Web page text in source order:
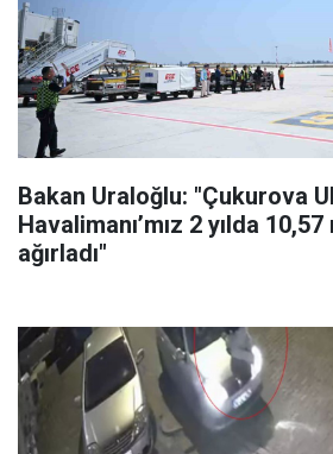
Bakan Uraloğlu: "Çukurova
Havalimanı’mız 2 yılda
ağırladı"